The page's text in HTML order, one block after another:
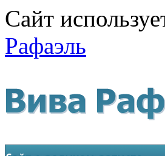
Сайт
Рафаэль